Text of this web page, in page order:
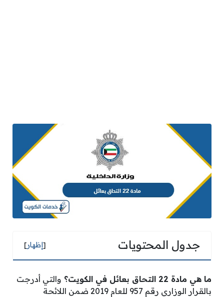
جدول المحتويات [إظهار]
ما هي مادة 22 التحاق بعائل في الكويت ؟ والتي أدرجت
بالقرار الوزاري رقم 957 للعام 2019 ضمن اللائحة